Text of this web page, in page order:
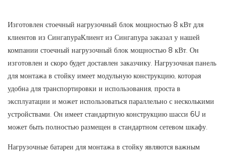
Изготовлен стоечный нагрузочный блок мощностью 8 кВт для
клиентов из СингапураКлиент из Сингапура заказал у нашей
компании стоечный нагрузочный блок мощностью 8 кВт. Он
изготовлен и скоро будет доставлен заказчику. Нагрузочная панель
для монтажа в стойку имеет модульную конструкцию, которая
удобна для транспортировки и использования, проста в
эксплуатации и может использоваться параллельно с несколькими
устройствами. Он имеет стандартную конструкцию шасси 6U и
может быть полностью размещен в стандартном сетевом шкафу.
Нагрузочные батареи для монтажа в стойку являются важным